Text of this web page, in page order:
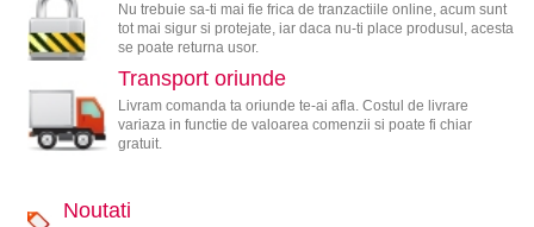
Nu trebuie sa-ti mai fie frica de tranzactiile online, acum sunt
tot mai sigur si protejate, iar daca nu-ti place produsul, acesta
se poate returna usor.
Transport oriunde
Livram comanda ta oriunde te-ai afla. Costul de livrare
variaza in functie de valoarea comenzii si poate fi chiar
gratuit.
Noutati